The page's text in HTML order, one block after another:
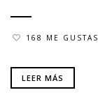
168 ME GUSTAS
LEER MÁS